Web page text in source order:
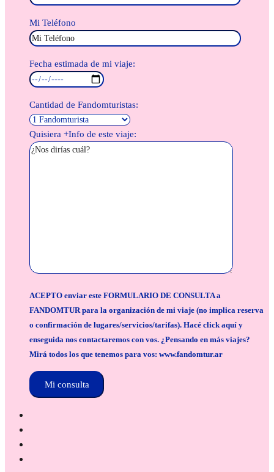
Mi Teléfono
Fecha estimada de mi viaje:
Cantidad de Fandomturistas:
Quisiera +Info de este viaje:
ACEPTO enviar este FORMULARIO DE CONSULTA a
FANDOMTUR para la organización de mi viaje (no implica reserva
o confirmación de lugares/servicios/tarifas). Hacé click aquí y
enseguida nos contactaremos con vos. ¿Pensando en más viajes?
Mirá todos los que tenemos para vos: www.fandomtur.ar